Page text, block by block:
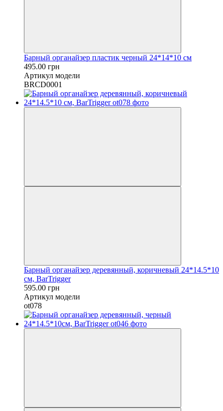
Барный органайзер пластик черный 24*14*10 см
495.00 грн
Артикул модели
BRCD0001
Барный органайзер деревянный, коричневый 24*14.5*10
см, BarTrigger
595.00 грн
Артикул модели
ot078